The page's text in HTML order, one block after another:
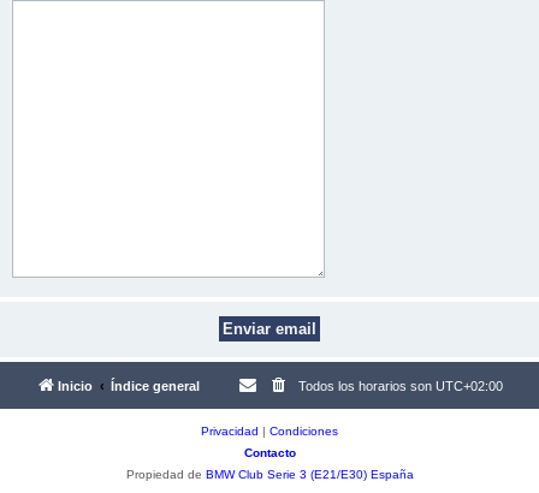
Inicio Índice general Todos los horarios son UTC+02:00
Privacidad | Condiciones
Contacto
Propiedad de BMW Club Serie 3 (E21/E30) España